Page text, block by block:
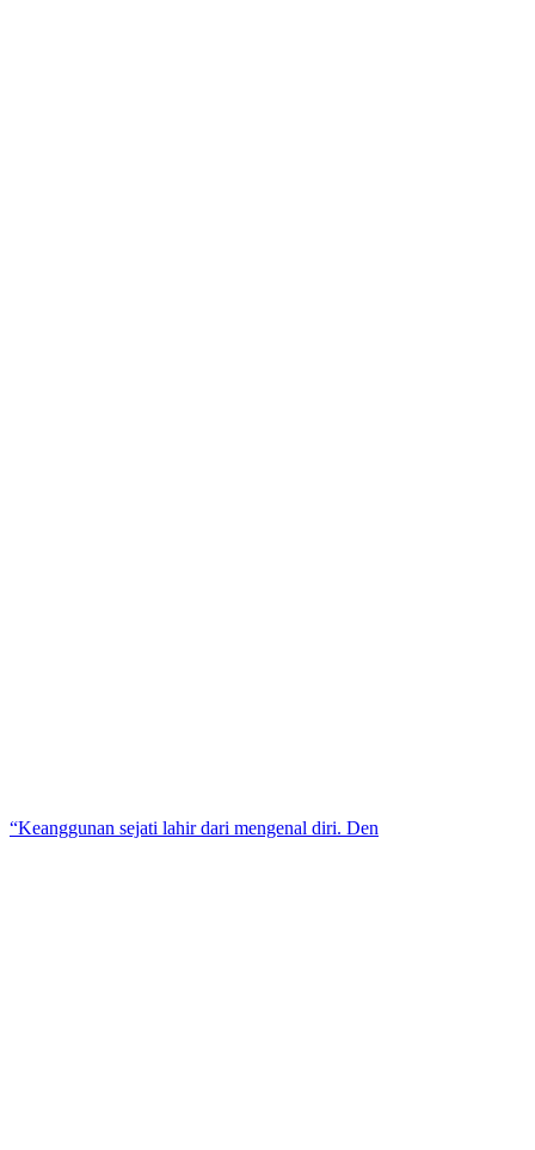
“Keanggunan sejati lahir dari mengenal diri. Den